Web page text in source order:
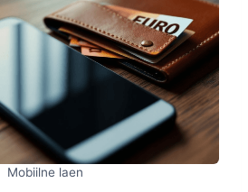
Mobiilne laen